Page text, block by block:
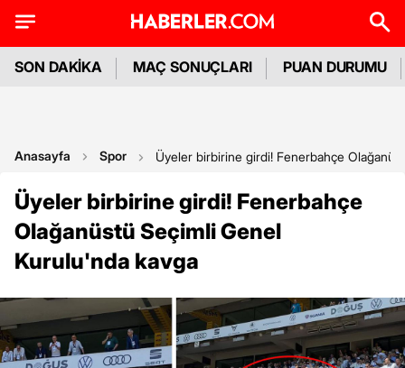
SON DAKİKA MAÇ SONUÇLARI PUAN DURUMU
Anasayfa Spor Üyeler birbirine girdi! Fenerbahçe
Üyeler birbirine girdi! Fenerbahçe
Olağanüstü Seçimli Genel
Kurulu'nda kavga